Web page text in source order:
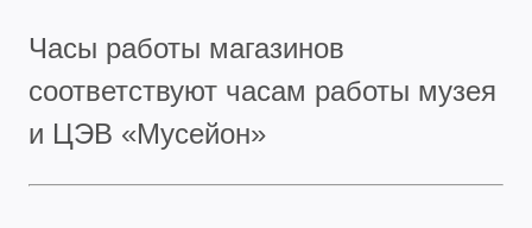
Часы работы магазинов
соответствуют часам работы музея
и ЦЭВ «Мусейон»